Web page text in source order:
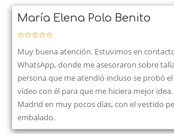
María Elena Polo Benito
Muy buena atención. Estuvimos en
WhatsApp, donde me asesoraron sobre
persona que me atendió incluso se probó
vídeo con él para que me hiciera mejor
Madrid en muy pocos días, con el vestido
embalado.